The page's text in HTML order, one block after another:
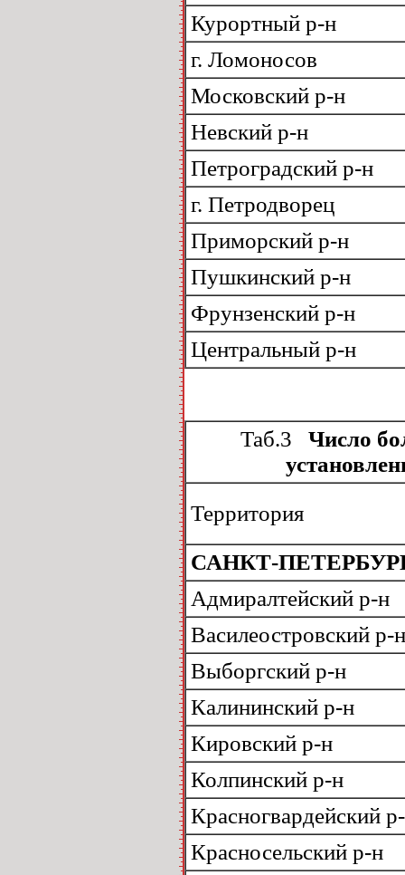
Курортный р-н
г. Ломоносов
Московский р-н
Невский р-н
Петроградский р-н
г. Петродворец
Приморский р-н
Пушкинский р-н
Фрунзенский р-н
Центральный р-н
Таб.3 Число
Территория
САНКТ-
Адмиралтейский р-н
Василеостровский р-н
Выборгский р-н
Калининский р-н
Кировский р-н
Колпинский р-н
Красногвардейский
Красносельский р-н